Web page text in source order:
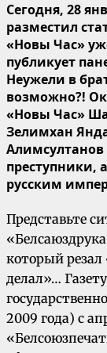
Сегодня, 28
разместил
«Новы Час»
публикует
Неужели в
возможно?!
«Новы Час»
Зелимхан
преступники,
русским
Представьте
который
делал»…
2009 года) с